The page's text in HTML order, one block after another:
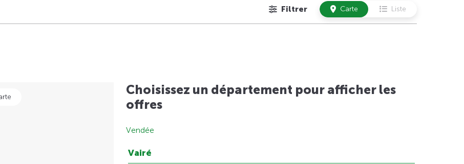
Filtrer Carte Liste
Choisissez un département pour afficher les
offres
Vendée
Vairé